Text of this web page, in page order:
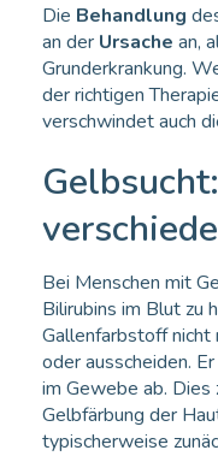
Die Behandlung
an der Ursache an,
Grunderkrankung.
der richtigen
verschwindet auch
Bei Menschen mit
Bilirubins im Blut zu
Gallenfarbstoff nicht
oder ausscheiden.
im Gewebe ab. Dies
Gelbfärbung der
typischerweise